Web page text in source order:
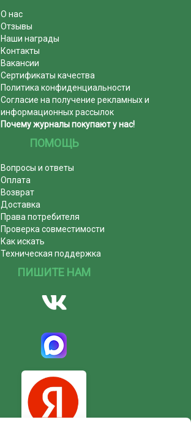
О нас
Отзывы
Наши награды
Контакты
Вакансии
Сертификаты качества
Политика конфиденциальности
Согласие на получение рекламных и
информационных рассылок
Почему журналы покупают у нас!
ПОМОЩЬ
Вопросы и ответы
Оплата
Возврат
Доставка
Права потребителя
Проверка совместимости
Как искать
Техническая поддержка
ПИШИТЕ НАМ